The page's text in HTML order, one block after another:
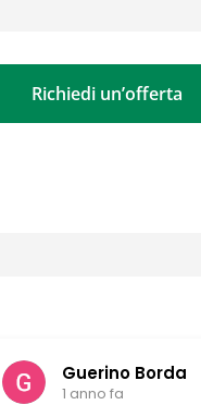
Richiedi un’offerta
Guerino Borda
1 anno fa